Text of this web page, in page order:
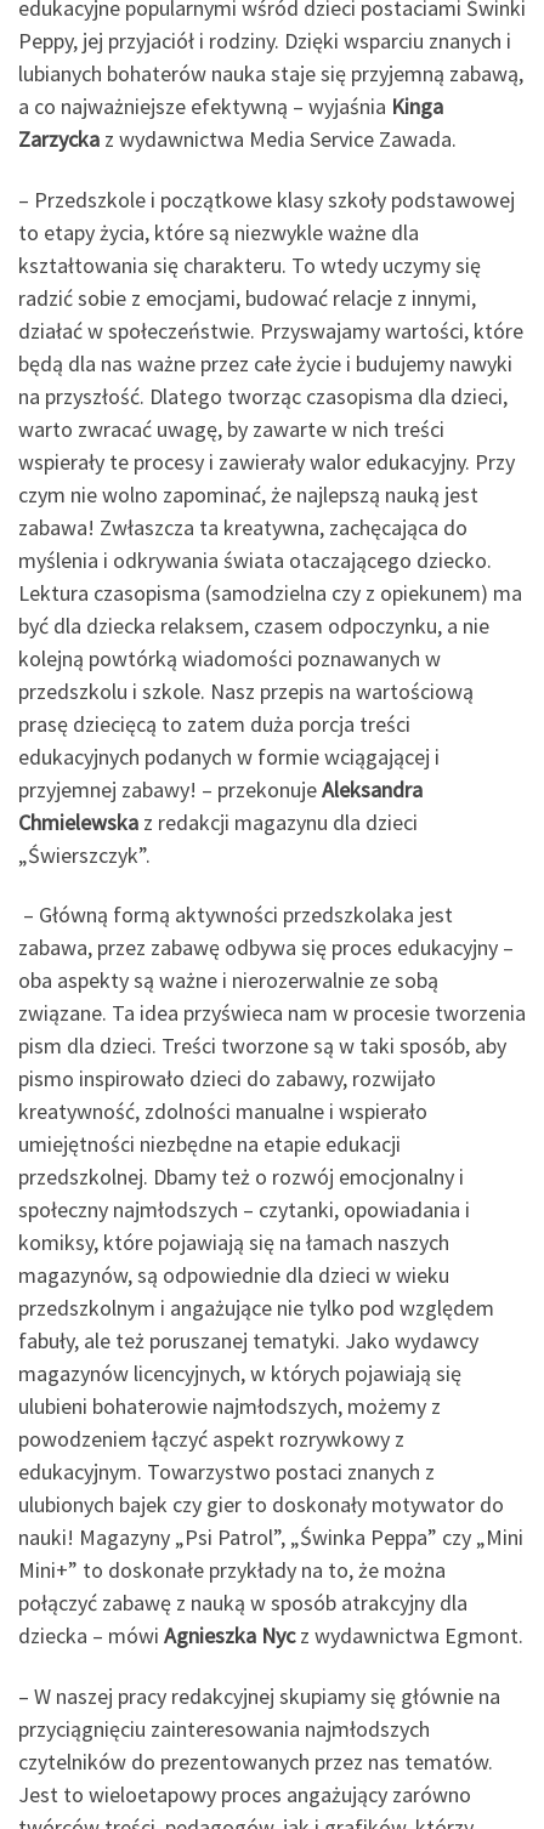
edukacyjne popularnymi wśród dzieci postaciami Świnki
Peppy, jej przyjaciół i rodziny. Dzięki wsparciu znanych i
lubianych bohaterów nauka staje się przyjemną zabawą,
a co najważniejsze efektywną – wyjaśnia Kinga
Zarzycka z wydawnictwa Media Service Zawada.
– Przedszkole i początkowe klasy szkoły podstawowej
to etapy życia, które są niezwykle ważne dla
kształtowania się charakteru. To wtedy uczymy się
radzić sobie z emocjami, budować relacje z innymi,
działać w społeczeństwie. Przyswajamy wartości, które
będą dla nas ważne przez całe życie i budujemy nawyki
na przyszłość. Dlatego tworząc czasopisma dla dzieci,
warto zwracać uwagę, by zawarte w nich treści
wspierały te procesy i zawierały walor edukacyjny. Przy
czym nie wolno zapominać, że najlepszą nauką jest
zabawa! Zwłaszcza ta kreatywna, zachęcająca do
myślenia i odkrywania świata otaczającego dziecko.
Lektura czasopisma (samodzielna czy z opiekunem) ma
być dla dziecka relaksem, czasem odpoczynku, a nie
kolejną powtórką wiadomości poznawanych w
przedszkolu i szkole. Nasz przepis na wartościową
prasę dziecięcą to zatem duża porcja treści
edukacyjnych podanych w formie wciągającej i
przyjemnej zabawy! – przekonujeAleksandra
Chmielewska z redakcji magazynu dla dzieci
„Świerszczyk”.
– Główną formą aktywności przedszkolaka jest
zabawa, przez zabawę odbywa się proces edukacyjny –
oba aspekty są ważne i nierozerwalnie ze sobą
związane. Ta idea przyświeca nam w procesie tworzenia
pism dla dzieci. Treści tworzone są w taki sposób, aby
pismo inspirowało dzieci do zabawy, rozwijało
kreatywność, zdolności manualne i wspierało
umiejętności niezbędne na etapie edukacji
przedszkolnej. Dbamy też o rozwój emocjonalny i
społeczny najmłodszych – czytanki, opowiadania i
komiksy, które pojawiają się na łamach naszych
magazynów, są odpowiednie dla dzieci w wieku
przedszkolnym i angażujące nie tylko pod względem
fabuły, ale też poruszanej tematyki. Jako wydawcy
magazynów licencyjnych, w których pojawiają się
ulubieni bohaterowie najmłodszych, możemy z
powodzeniem łączyć aspekt rozrywkowy z
edukacyjnym. Towarzystwo postaci znanych z
ulubionych bajek czy gier to doskonały motywator do
nauki! Magazyny „Psi Patrol”, „Świnka Peppa” czy „Mini
Mini+” to doskonałe przykłady na to, że można
połączyć zabawę z nauką w sposób atrakcyjny dla
dziecka – mówi Agnieszka Nycz wydawnictwa Egmont.
– W naszej pracy redakcyjnej skupiamy się głównie na
przyciągnięciu zainteresowania najmłodszych
czytelników do prezentowanych przez nas tematów.
Jest to wieloetapowy proces angażujący zarówno